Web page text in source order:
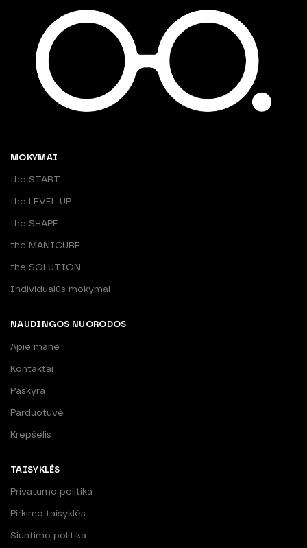
MOKYMAI
the START
the LEVEL-UP
the SHAPE
the MANICURE
the SOLUTION
Individualūs mokymai
NAUDINGOS NUORODOS
Apie mane
Kontaktai
Paskyra
Parduotuvė
Krepšelis
TAISYKLĖS
Privatumo politika
Pirkimo taisyklės
Siuntimo politika